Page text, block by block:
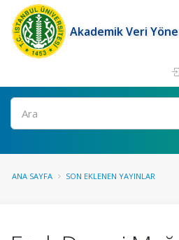
Akademik Veri
Ara
ANA SAYFA SON EKLENEN YAYINLAR